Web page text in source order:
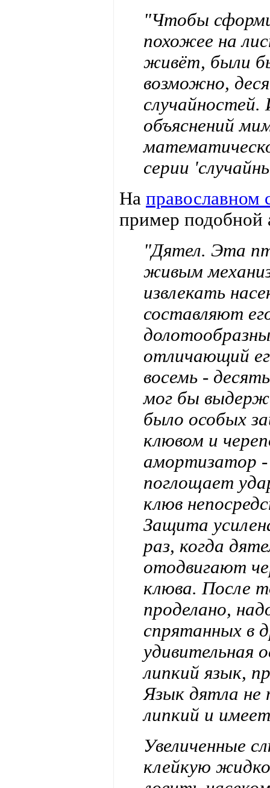
"Чтобы
похожее на
живёт, были
возможно,
объяснений
серии
На православном
пример подобной
"Дятел. Эта
живым
извлекать
составляют
отличающий
восемь -
мог бы
было особых
клювом и
амортизатор -
поглощает
клюв
Защита
раз, когда
отодвигают
клюва. После
проделано,
спрятанных в
удивительная
липкий язык,
Язык дятла не
липкий и
Увеличенные
клейкую